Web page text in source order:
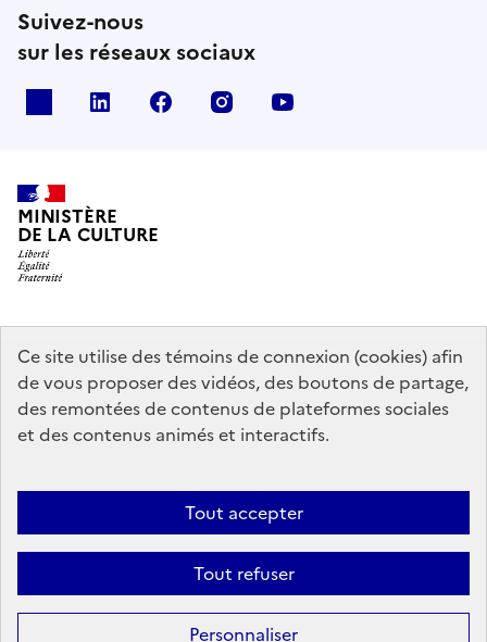
Ce site utilise des témoins de connexion (cookies) afin
de vous proposer des vidéos, des boutons de partage,
des remontées de contenus de plateformes sociales
et des contenus animés et interactifs.
Tout accepter
Tout refuser
Personnaliser
Suivez-nous
sur les réseaux sociaux
linkedin facebook instagram
MINISTÈRE
DE LA CULTURE
data.gouv.fr legifrance.gouv.fr
info.gouv.fr
service-public.gouv.fr
Mentions légales Accessibilité : partiellement conforme
Politique
d’utilisation des témoins de connexion (cookies)
Plan du site
Sauf mention contraire, tous les contenus de ce site sont sous